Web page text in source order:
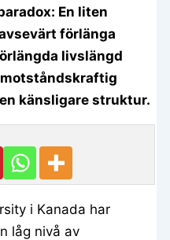
En liten
förlänga
livslängd
motståndskraftig
känsligare struktur.
i Kanada har
låg nivå av